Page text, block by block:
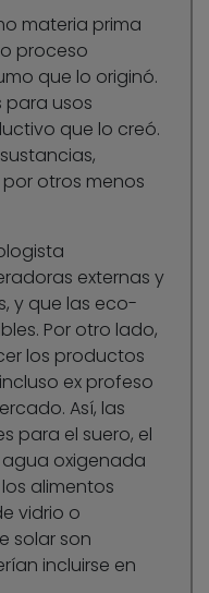
materia prima
proceso
que lo originó.
para usos
que lo creó.
otros menos
externas y
y que las eco-
Por otro lado,
los productos
ex profeso
Así, las
para el suero, el
oxigenada
alimentos
vidrio o
solar son
incluirse en